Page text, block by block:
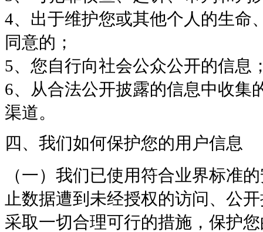
4、出于维护您或其他个人的生命
同意的；
5、您自行向社会公众公开的信息
6、从合法公开披露的信息中收集
渠道。
四、我们如何保护您的用户信息
（一）我们已使用符合业界标准
止数据遭到未经授权的访问、公
采取一切合理可行的措施，保护